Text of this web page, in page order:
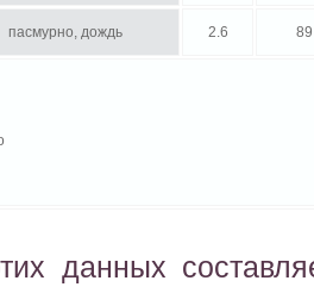
пасмурно, дождь 2.6 89
данных